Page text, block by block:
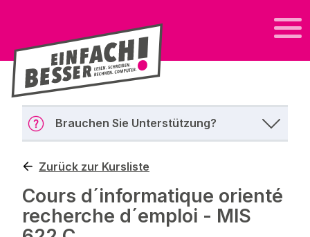
Brauchen Sie Unterstützung?
Zurück zur Kursliste
Cours d´informatique orienté
recherche d´emploi - MIS